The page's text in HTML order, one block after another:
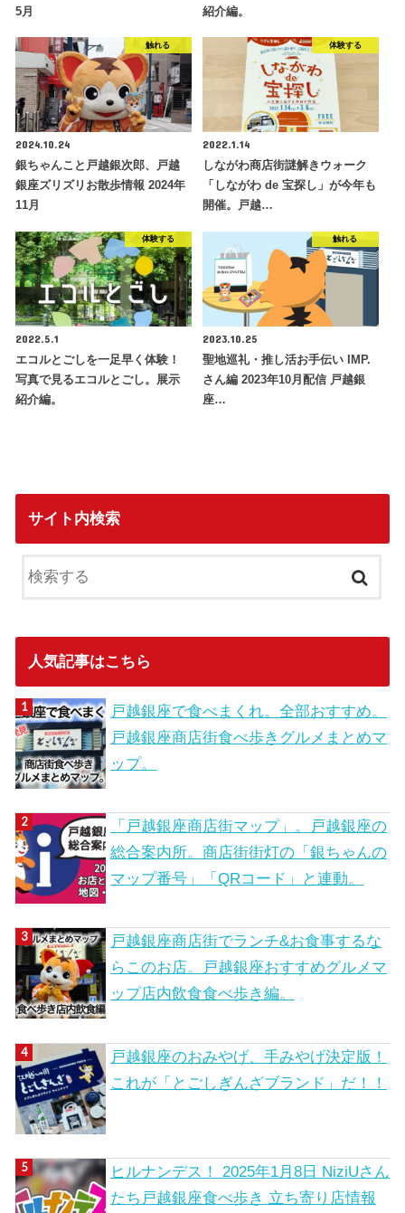
5月
紹介編。
触れる
2024.10.24
銀ちゃんこと戸越銀次郎、戸越
銀座ズリズリお散歩情報 2024年
11月
体験する
2022.1.14
しながわ商店街謎解きウォーク
「しながわ de 宝探し」が今年も
開催。戸越…
体験する
2022.5.1
エコルとごしを一足早く体験！
写真で見るエコルとごし。展示
紹介編。
触れる
2023.10.25
聖地巡礼・推し活お手伝い IMP.
さん編 2023年10月配信 戸越銀
座…
サイト内検索
人気記事はこちら
戸越銀座で食べまくれ。全部おすすめ。
戸越銀座商店街食べ歩きグルメまとめマ
ップ。
「戸越銀座商店街マップ」。戸越銀座の
総合案内所。商店街街灯の「銀ちゃんの
マップ番号」「QRコード」と連動。
戸越銀座商店街でランチ&お食事するな
らこのお店。戸越銀座おすすめグルメマ
ップ店内飲食食べ歩き編。
戸越銀座のおみやげ、手みやげ決定版！
これが「とごしぎんざブランド」だ！！
ヒルナンデス！ 2025年1月8日 NiziUさん
たち戸越銀座食べ歩き 立ち寄り店情報